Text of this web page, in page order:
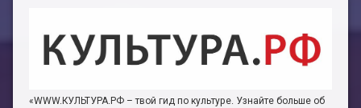
«WWW.КУЛЬТУРА.РФ – твой гид по культуре. Узнайте больше об